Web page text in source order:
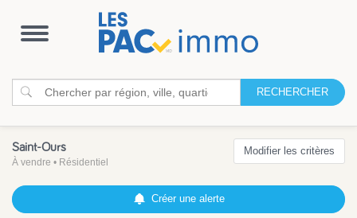
Ouvrir
RECHERCHER
Saint-Ours
À vendre • Résidentiel
Modifier les critères
Créer une alerte